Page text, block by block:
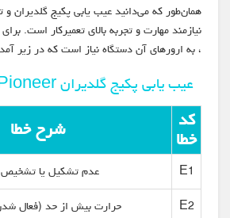
همان‌طور که می‌دانید عیب یابی پکیج گلدیران و
نیازمند مهارت و تجربه بالای تعمیرکار است. برای
، به ارورهای آن دستگاه نیاز است که در زیر
عیب یابی پکیج گلدیران Pioneer
کد
خطا شرح خطا
E1
عدم تشکیل یا
E2
حرارت بیش از حد (فعال